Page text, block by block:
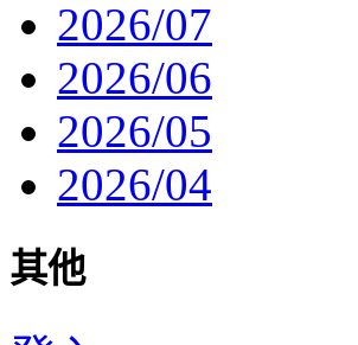
2026/07
2026/06
2026/05
2026/04
其他